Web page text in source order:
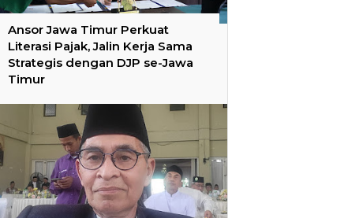
Ansor Jawa Timur Perkuat
Literasi Pajak, Jalin Kerja Sama
Strategis dengan DJP se-Jawa
Timur